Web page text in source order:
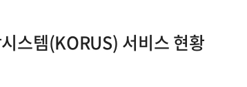
스템(KORUS) 서비스 현황